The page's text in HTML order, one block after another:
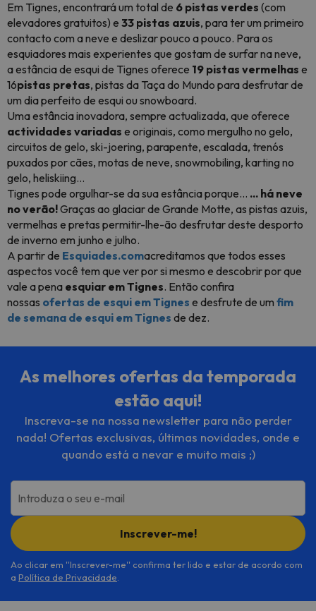
Em Tignes, encontrará um total de 6 pistas verdes (com
elevadores gratuitos) e 33 pistas azuis, para ter um primeiro
contacto com a neve e deslizar pouco a pouco. Para os
esquiadores mais experientes que gostam de surfar na neve,
a estância de esqui de Tignes oferece 19 pistas vermelhas e
16pistas pretas, pistas da Taça do Mundo para desfrutar de
um dia perfeito de esqui ou snowboard.
Uma estância inovadora, sempre actualizada, que oferece
actividades variadas e originais, como mergulho no gelo,
circuitos de gelo, ski-joering, parapente, escalada, trenós
puxados por cães, motas de neve, snowmobiling, karting no
gelo, heliskiing...
Tignes pode orgulhar-se da sua estância porque... ... há neve
no verão!Graças ao glaciar de Grande Motte, as pistas azuis,
vermelhas e pretas permitir-lhe-ão desfrutar deste desporto
de inverno em junho e julho.
A partir de Esquiades.comacreditamos que todos esses
aspectos você tem que ver por si mesmo e descobrir por que
vale a pena esquiar em Tignes. Então confira
nossas ofertas de esqui em Tignes e desfrute de um fim
de semana de esqui em Tignes de dez.
As melhores ofertas da temporada
estão aqui!
Inscreva-se na nossa newsletter para não perder
nada! Ofertas exclusivas, últimas novidades, onde e
quando está a nevar e muito mais ;)
Introduza o seu e-mail
Inscrever-me!
Ao clicar em ''Inscrever-me'' confirma ter lido e estar de acordo com
a Política de Privacidade